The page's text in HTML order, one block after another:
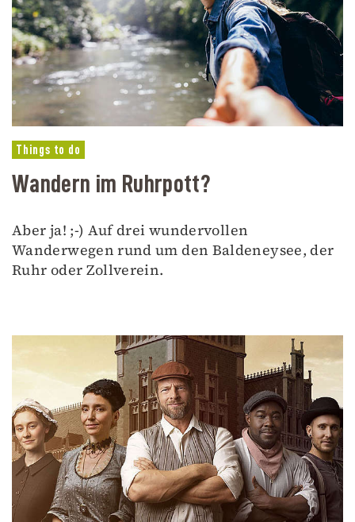
Things to do
Wandern im Ruhrpott?
Aber ja! ;-) Auf drei wundervollen
Wanderwegen rund um den Baldeneysee, der
Ruhr oder Zollverein.